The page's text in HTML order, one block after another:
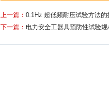
上一篇： 0.1Hz 超低频耐压试验方法的
下一篇： 电力安全工器具预防性试验规